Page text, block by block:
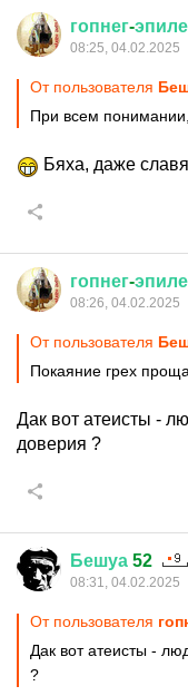
гопнег-
08:25, 04.02.2025
От пользователя
При всем
Бяха, даже
гопнег-
08:26, 04.02.2025
От пользователя
Покаяние грех
Дак вот атеисты -
доверия ?
Бешуа 52
08:31, 04.02.2025
От пользователя
Дак вот атеисты -
?